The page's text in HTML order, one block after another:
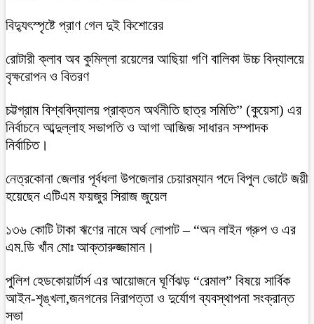
বিদ্যুৎস্পৃষ্টে প্রাণ গেল দুই কিশোরের
রোটারী ক্লাব অব কুমিল্লা রয়েলের আছিয়া গণি বালিকা উচ্চ বিদ্যালয়ে
বৃক্ষরোপন ও বিতরণ
চট্টগ্রাম বিশ্ববিদ্যালয় প্রাক্তন অর্থনীতি ছাত্র সমিতি” (কুয়েসা) এর
নির্বাচনে আব্দুল্লাহ সভাপতি ও আগা আজিজ সাধারন সম্পাদক
নির্বাচিত।
নেত্রকোনা জেলার পূর্বধলা উপজেলার চেয়ারম্যান পদে বিপুল ভোটে জয়ী
হয়েছেন এটিএম ফয়জুর সিরাজ জুয়েল
১৩৬ কোটি টাকা ঋণের নামে অর্থ লোপাট – “অন লাইন গ্রুপ ও এর
এম.ডি খাঁন মোঃ আক্তারুজ্জামান।
পুলিশ হেডকোয়ার্টার্স এর আয়োজনে ঘূর্ণিঝড় “রেমাল” বিষয়ে সার্বিক
আইন-শৃঙ্খলা,জনগনের নিরাপত্তা ও দুর্যোগ ব্যবস্থাপনা সংক্রান্ত
সভা